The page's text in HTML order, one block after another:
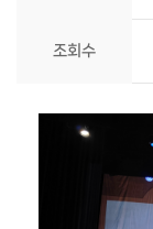
조회수